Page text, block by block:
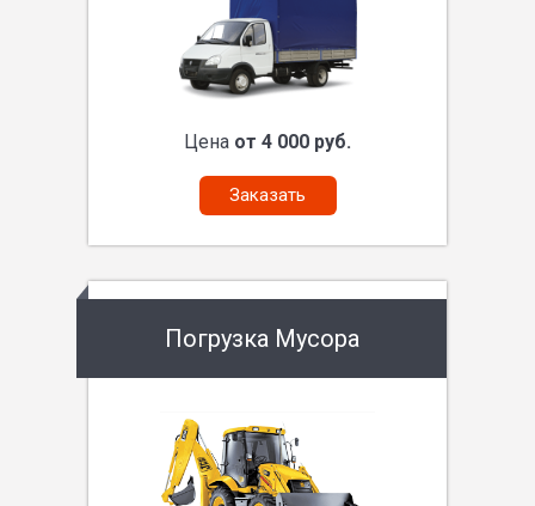
Цена от 4 000 руб.
Заказать
Погрузка Мусора